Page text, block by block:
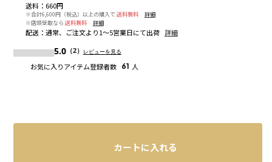
送料： 660円
※合計6,600円（税込）以上の購入で 送料無料
詳細
※店頭受取なら 送料無料 詳細
配送： 通常、ご注文より1～5営業日にて出荷 詳細
5.0（2） レビューを見る
お気に入りアイテム登録者数 61 人
カートに入れる